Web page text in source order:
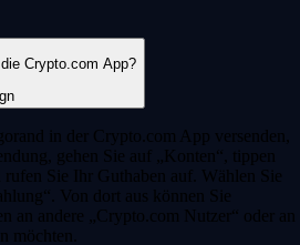
Crypto.com App?
in der Crypto.com App versenden,
gehen Sie auf „Konten“, tippen
Sie Ihr Guthaben auf. Wählen Sie
Von dort aus können Sie
an andere „Crypto.com Nutzer“ oder an
möchten.